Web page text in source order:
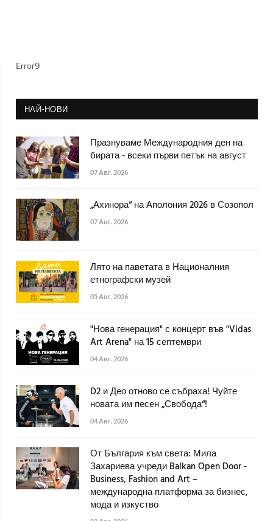
Error9
НАЙ-НОВИ
Празнуваме Международния ден на
бирата - всеки първи петък на август
07 Авг. 2026
„Ахинора“ на Аполония 2026 в Созопол
07 Авг. 2026
Лято на паветата в Националния
етнографски музей
05 Авг. 2026
"Нова генерация" с концерт във "Vidas
Art Arena" на 15 септември
04 Авг. 2026
D2 и Део отново се събраха! Чуйте
новата им песен „Свобода“!
04 Авг. 2026
От България към света: Мила
Захариева учреди Balkan Open Door -
Business, Fashion and Art –
международна платформа за бизнес,
мода и изкуство